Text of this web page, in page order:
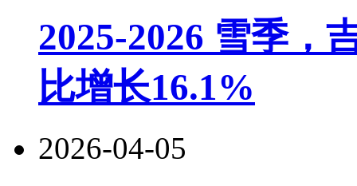
2025-2026 雪季，
比增长16.1%
2026-04-05